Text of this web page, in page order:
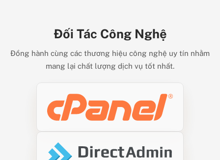
Đối Tác Công Nghệ
Đồng hành cùng các thương hiệu công nghệ uy tín nhằm
mang lại chất lượng dịch vụ tốt nhất.